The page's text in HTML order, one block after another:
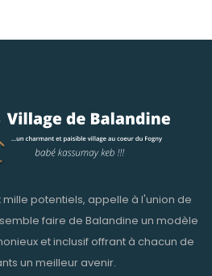
mille potentiels, appelle à l'union de
faire de Balandine un modèle
et inclusif offrant à chacun de
un meilleur avenir.